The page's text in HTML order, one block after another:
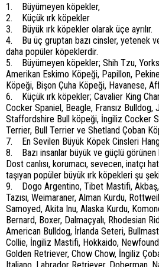
1. Büyümeyen köpekler,
2. Küçük ırk köpekler
3. Büyük ırk köpekler olarak üçe ayrılır.
4. Bu üç gruptan bazı cinsler, yetenek
daha popüler köpeklerdir.
5. Büyümeyen köpekler; Shih Tzu,
Amerikan Eskimo Köpeği, Papillon,
Köpeği, Bişon Çuha Köpeği, Havanese,
6. Küçük ırk köpekler; Cavalier King
Cocker Spaniel, Beagle, Fransız Bulldog,
Staffordshire Bull köpeği, İngiliz Cocker
Terrier, Bull Terrier ve Shetland Çoban
7. En Sevilen Büyük Köpek Cinsleri
8. Bazı insanlar büyük ve güçlü
Dost canlısı, korumacı, sevecen, inatçı
taşıyan popüler büyük ırk köpekleri şu
9. Dogo Argentino, Tibet Mastifi, Akbaş,
Tazısı, Weimaraner, Alman Kurdu,
Samoyed, Akita Inu, Alaska Kurdu,
Bernard, Boxer, Dalmaçyalı, Rhodesian
American Bulldog, İrlanda Seteri,
Collie, İngiliz Mastifi, Hokkaido,
Golden Retriever, Chow Chow, İngiliz